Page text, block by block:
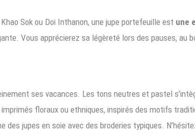
Sok ou Doi Inthanon, une jupe portefeuille est une
Vous apprécierez sa légèreté lors des pauses, au
ses vacances. Les tons neutres et pastel
floraux ou ethniques, inspirés des motifs
jupes en soie avec des broderies typiques.